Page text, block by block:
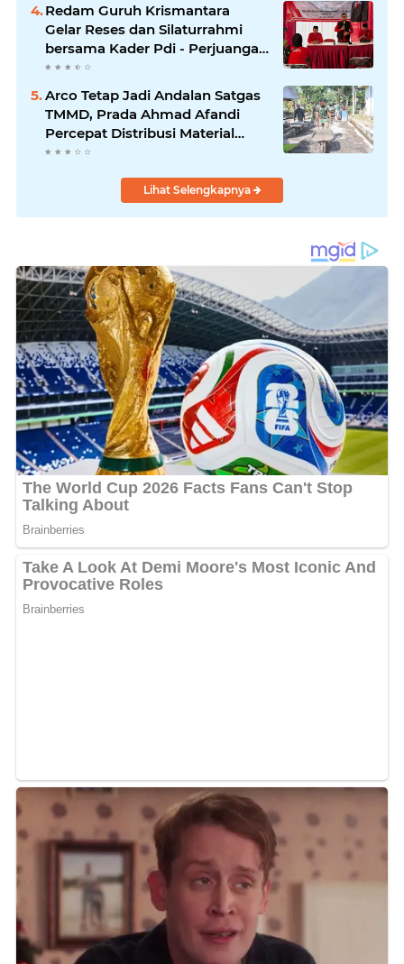
Redam Guruh Krismantara
Gelar Reses dan Silaturrahmi
bersama Kader Pdi - Perjuangan
Se -Kecamatan Lawang.
Arco Tetap Jadi Andalan Satgas
TMMD, Prada Ahmad Afandi
Percepat Distribusi Material
Pengecoran
Lihat Selengkapnya